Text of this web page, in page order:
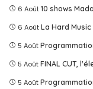
6 Août 10 shows
6 Août La Hard
5 Août
5 Août FINAL CUT,
5 Août